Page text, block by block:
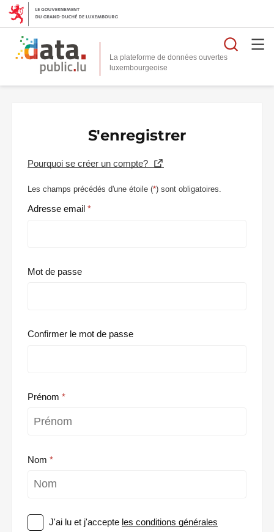
La plateforme de données ouvertes
S'enregistrer
Pourquoi se créer un compte?
Les champs précédés d'une étoile (*) sont obligatoires.
Adresse email
Mot de passe
Confirmer le mot de passe
Prénom
Nom
J'ai lu et j'accepte les conditions générales